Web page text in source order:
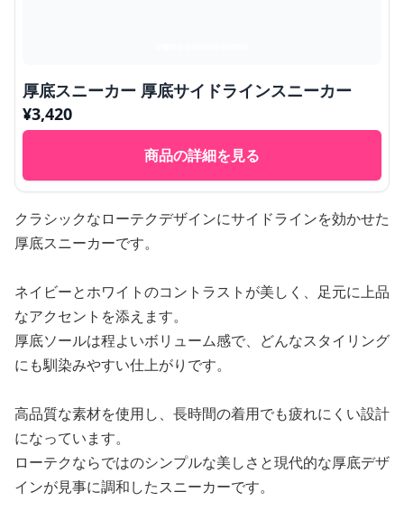
厚底スニーカー 厚底サイドラインスニーカー
¥3,420
商品の詳細を見る
クラシックなローテクデザインにサイドラインを効かせた
厚底スニーカーです。
ネイビーとホワイトのコントラストが美しく、足元に上品
なアクセントを添えます。
厚底ソールは程よいボリューム感で、どんなスタイリング
にも馴染みやすい仕上がりです。
高品質な素材を使用し、長時間の着用でも疲れにくい設計
になっています。
ローテクならではのシンプルな美しさと現代的な厚底デザ
インが見事に調和したスニーカーです。